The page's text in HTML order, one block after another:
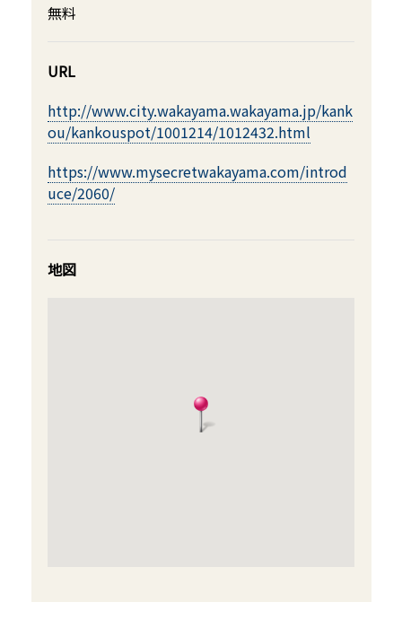
無料
URL
http://www.city.wakayama.wakayama.jp/kank
ou/kankouspot/1001214/1012432.html
https://www.mysecretwakayama.com/introd
uce/2060/
地図